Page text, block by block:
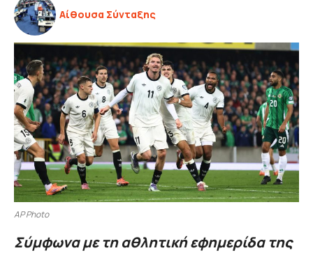
Αίθουσα Σύνταξης
AP Photo
Σύμφωνα με τη αθλητική εφημερίδα της